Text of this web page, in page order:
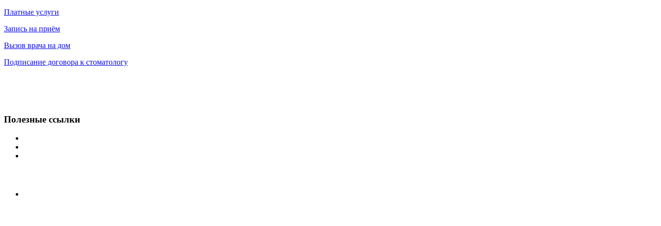
Платные услуги
Запись на приём
Вызов врача на дом
Подписание договора к стоматологу
Полезные ссылки